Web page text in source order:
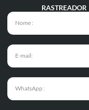
RASTREADOR